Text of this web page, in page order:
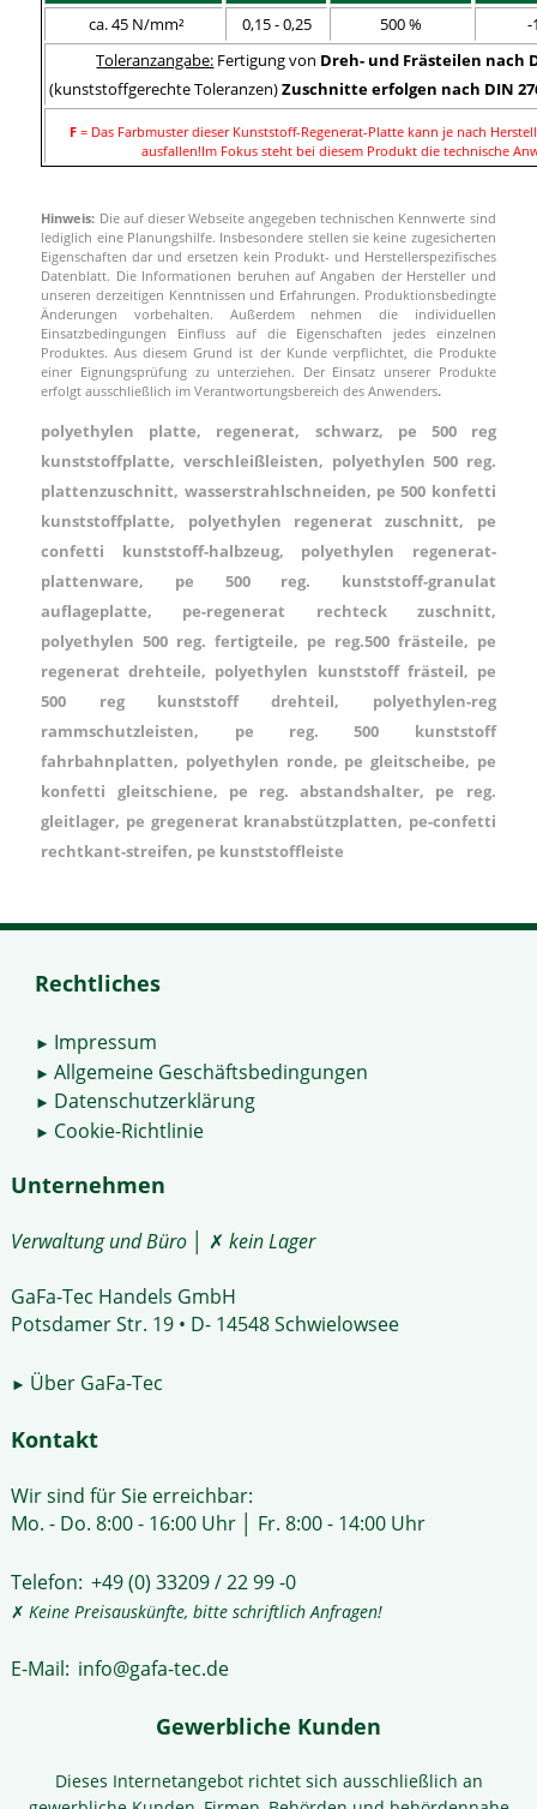
ca. 45 N/mm²
0,15 - 0,25 500 %
-
Toleranzangabe: Fertigung von Dreh- und Frästeilen nach
(kunststoffgerechte Toleranzen)Zuschnitte erfolgen nach DIN
F = Das Farbmuster dieser Kunststoff-Regenerat-Platte kann je nach
ausfallen!Im Fokus steht bei diesem Produkt die technische
Hinweis: Die auf dieser Webseite angegeben technischen Kennwerte sind
lediglich eine Planungshilfe. Insbesondere stellen sie keine zugesicherten
Eigenschaften dar und ersetzen kein Produkt- und Herstellerspezifisches
Datenblatt. Die Informationen beruhen auf Angaben der Hersteller und
unseren derzeitigen Kenntnissen und Erfahrungen. Produktionsbedingte
Änderungen vorbehalten. Außerdem nehmen die individuellen
Einsatzbedingungen Einfluss auf die Eigenschaften jedes einzelnen
Produktes. Aus diesem Grund ist der Kunde verpflichtet, die Produkte
einer Eignungsprüfung zu unterziehen. Der Einsatz unserer Produkte
erfolgt ausschließlich im Verantwortungsbereich des Anwenders.
polyethylen platte, regenerat, schwarz, pe 500 reg
kunststoffplatte, verschleißleisten, polyethylen 500 reg.
plattenzuschnitt, wasserstrahlschneiden, pe 500 konfetti
kunststoffplatte, polyethylen regenerat zuschnitt, pe
confetti kunststoff-halbzeug, polyethylen regenerat-
plattenware, pe 500 reg. kunststoff-granulat
auflageplatte, pe-regenerat rechteck zuschnitt,
polyethylen 500 reg. fertigteile, pe reg.500 frästeile, pe
regenerat drehteile, polyethylen kunststoff frästeil, pe
500 reg kunststoff drehteil, polyethylen-reg
rammschutzleisten, pe reg. 500 kunststoff
fahrbahnplatten, polyethylen ronde, pe gleitscheibe, pe
konfetti gleitschiene, pe reg. abstandshalter, pe reg.
gleitlager, pe gregenerat kranabstützplatten, pe-confetti
rechtkant-streifen, pe kunststoffleiste
Rechtliches
► Impressum
► Allgemeine Geschäftsbedingungen
► Datenschutzerklärung
► Cookie-Richtlinie
Unternehmen
Verwaltung und Büro│ ✗ kein Lager
GaFa-Tec Handels GmbH
Potsdamer Str. 19 • D- 14548 Schwielowsee
► Über GaFa-Tec
Kontakt
Wir sind für Sie erreichbar:
Mo. - Do. 8:00 - 16:00 Uhr │ Fr. 8:00 - 14:00 Uhr
Telefon: +49 (0) 33209 / 22 99 -0
✗ Keine Preisauskünfte, bitte schriftlich Anfragen!
E-Mail: info@gafa-tec.de
Gewerbliche Kunden
Dieses Internetangebot richtet sich ausschließlich an